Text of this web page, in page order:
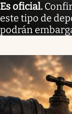
Es oficial.
este tipo de
podrán